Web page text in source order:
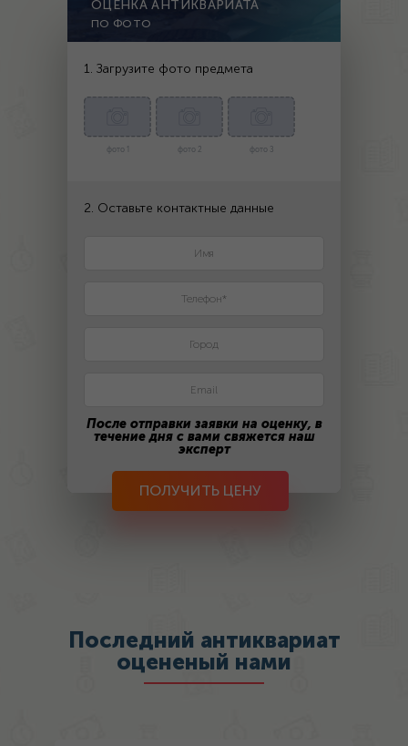
ОЦЕНКА АНТИКВАРИАТА
ПО ФОТО
1. Загрузите фото предмета
фото 1 фото 2 фото 3
2. Оставьте контактные данные
После отправки заявки на оценку, в
течение дня с вами свяжется наш
эксперт
ПОЛУЧИТЬ ЦЕНУ
Последний антиквариат
оцененый нами